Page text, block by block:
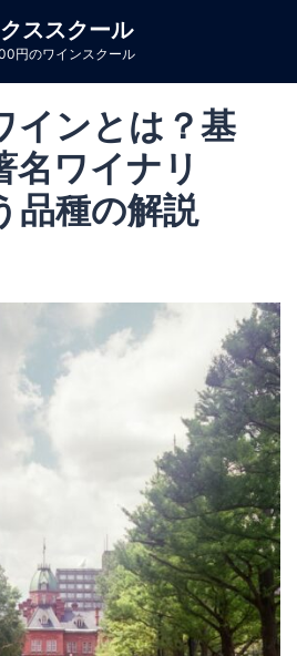
ススクール
円のワインスクール
インとは？基
名ワイナリ
品種の解説